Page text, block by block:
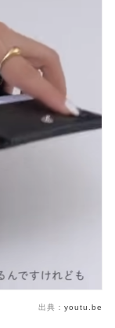
出典： youtu.be